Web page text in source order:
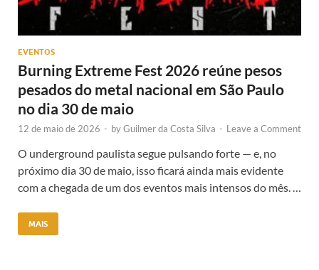
EVENTOS
Burning Extreme Fest 2026 reúne pesos
pesados do metal nacional em São Paulo
no dia 30 de maio
12 de maio de 2026 - byGuilmer da Costa Silva - Leave a Comment
O underground paulista segue pulsando forte — e, no
próximo dia 30 de maio, isso ficará ainda mais evidente
com a chegada de um dos eventos mais intensos do mês. …
MAIS